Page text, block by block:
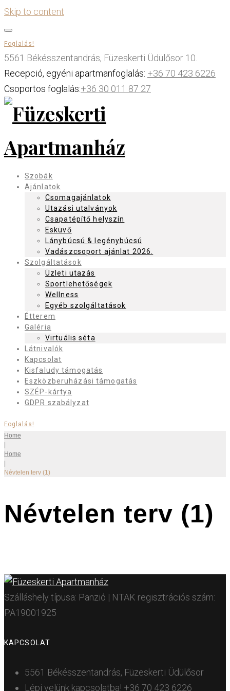
Skip to content
Foglalás!
5561 Békésszentandrás, Füzeskerti Üdülősor 10.
Recepció, egyéni apartmanfoglalás: +36 70 423 6226
Csoportos foglalás:+36 30 011 87 27
Szobák
Ajánlatok
Csomagajánlatok
Utazási utalványok
Csapatépítő helyszín
Esküvő
Lánybúcsú & legénybúcsú
Vadászcsoport ajánlat 2026.
Szolgáltatások
Üzleti utazás
Sportlehetőségek
Wellness
Egyéb szolgáltatások
Étterem
Galéria
Virtuális séta
Látnivalók
Kapcsolat
Kisfaludy támogatás
Eszközberuházási támogatás
SZÉP-kártya
GDPR szabályzat
Foglalás!
Home
Home
Névtelen terv (1)
Névtelen terv (1)
Szálláshely típusa: Panzió | NTAK regisztrációs szám:
PA19001925
KAPCSOLAT
5561 Békésszentandrás, Füzeskerti Üdülősor
Lépj velünk kapcsolatba! +36 70 423 6226